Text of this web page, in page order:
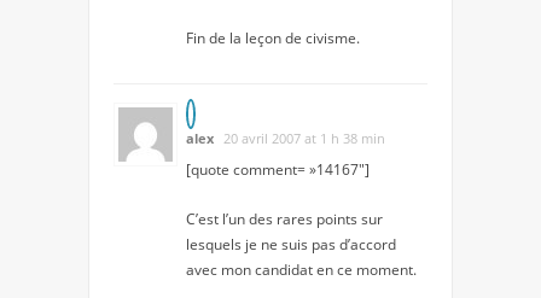
Fin de la leçon de civisme.
alex 20 avril 2007 at 1 h 38 min
[quote comment= »14167″]
C’est l’un des rares points sur
lesquels je ne suis pas d’accord
avec mon candidat en ce moment.